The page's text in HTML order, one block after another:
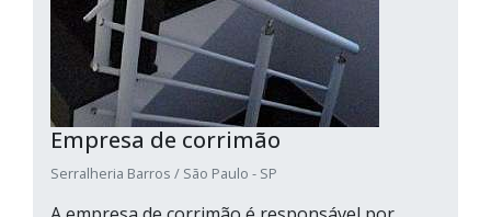
Empresa de corrimão
Serralheria Barros / São Paulo - SP